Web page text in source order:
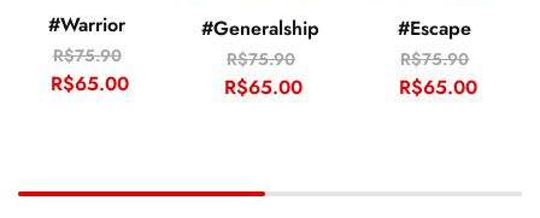
#Warrior
R$75.90
R$65.00
#Generalship
R$75.90
R$65.00
#Escape
R$75.90
R$65.00